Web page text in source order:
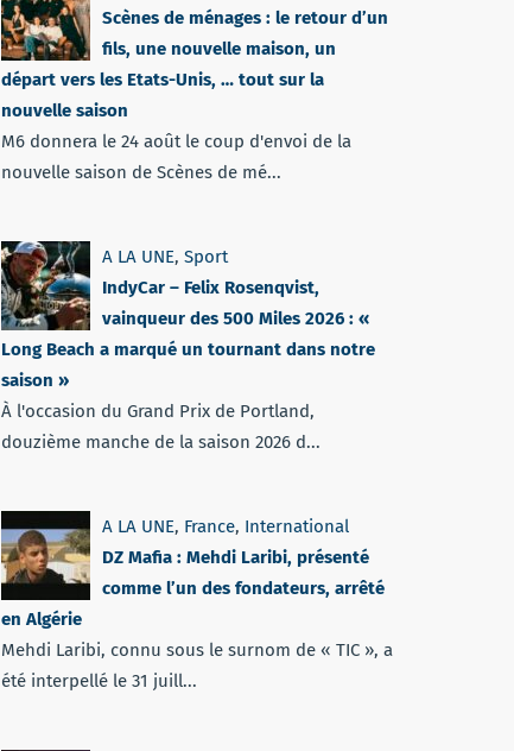
Scènes de ménages : le retour d’un
fils, une nouvelle maison, un
départ vers les Etats-Unis, … tout sur la
nouvelle saison
M6 donnera le 24 août le coup d'envoi de la
nouvelle saison de Scènes de mé...
A LA UNE, Sport
IndyCar – Felix Rosenqvist,
vainqueur des 500 Miles 2026 : «
Long Beach a marqué un tournant dans notre
saison »
À l'occasion du Grand Prix de Portland,
douzième manche de la saison 2026 d...
A LA UNE, France, International
DZ Mafia : Mehdi Laribi, présenté
comme l’un des fondateurs, arrêté
en Algérie
Mehdi Laribi, connu sous le surnom de « TIC », a
été interpellé le 31 juill...